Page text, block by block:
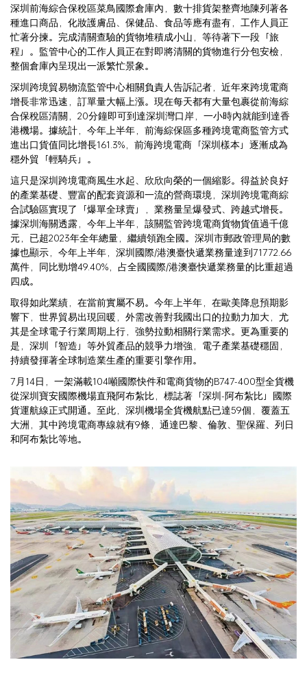
深圳前海綜合保稅區菜鳥國際倉庫內，數十排貨架整齊地陳列著各
種進口商品，化妝護膚品、保健品、食品等應有盡有，工作人員正
忙著分揀。完成清關查驗的貨物堆積成小山，等待著下一段「旅
程」。監管中心的工作人員正在對即將清關的貨物進行分包安檢，
整個倉庫內呈現出一派繁忙景象。
深圳跨境貿易物流監管中心相關負責人告訴記者，近年來跨境電商
增長非常迅速，訂單量大幅上漲。現在每天都有大量包裹從前海綜
合保稅區清關，20分鐘即可到達深圳灣口岸，一小時內就能到達香
港機場。據統計，今年上半年，前海綜保區多種跨境電商監管方式
進出口貨值同比增長161.3%，前海跨境電商「深圳樣本」逐漸成為
穩外貿「輕騎兵」。
這只是深圳跨境電商風生水起、欣欣向榮的一個縮影。得益於良好
的產業基礎、豐富的配套資源和一流的營商環境，深圳跨境電商綜
合試驗區實現了「爆單全球賣」，業務量呈爆發式、跨越式增長。
據深圳海關透露，今年上半年，該關監管跨境電商貨物貨值過千億
元，已超2023年全年總量，繼續領跑全國。深圳市郵政管理局的數
據也顯示，今年上半年，深圳國際/港澳臺快遞業務量達到71772.66
萬件，同比勁增49.40%，占全國國際/港澳臺快遞業務量的比重超過
四成。
取得如此業績，在當前實屬不易。今年上半年，在歐美降息預期影
響下，世界貿易出現回暖，外需改善對我國出口的拉動力加大，尤
其是全球電子行業周期上行，強勢拉動相關行業需求。更為重要的
是，深圳「智造」等外貿產品的競爭力增強，電子產業基礎穩固，
持續發揮著全球制造業生產的重要引擎作用。
7月14日，一架滿載104噸國際快件和電商貨物的B747-400型全貨機
從深圳寶安國際機場直飛阿布紮比，標誌著「深圳-阿布紮比」國際
貨運航線正式開通。至此，深圳機場全貨機航點已達59個，覆蓋五
大洲，其中跨境電商專線就有9條，通達巴黎、倫敦、聖保羅、列日
和阿布紮比等地。